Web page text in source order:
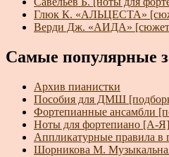
Глюк К. «АЛЬЦЕСТА»
Верди Дж. «АИДА»
Самые популярные
Архив пианистки
Пособия для ДМШ
Фортепианные ансамбли
Ноты для фортепиано [А-Я]
Аппликатурные правила в
Шорникова М.